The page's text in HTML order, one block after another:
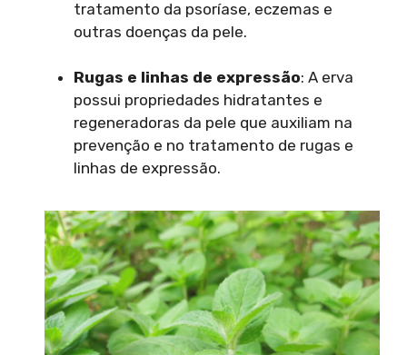
tratamento da psoríase, eczemas e
outras doenças da pele.
Rugas e linhas de expressão: A erva
possui propriedades hidratantes e
regeneradoras da pele que auxiliam na
prevenção e no tratamento de rugas e
linhas de expressão.